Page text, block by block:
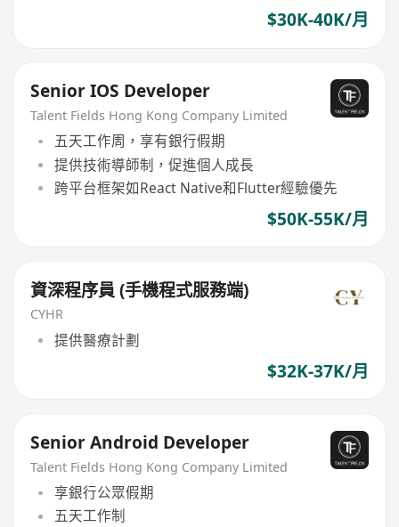
$30K-40K/月
Senior IOS Developer
Talent Fields Hong Kong Company Limited
五天工作周，享有銀行假期
提供技術導師制，促進個人成長
跨平台框架如React Native和Flutter經驗優先
$50K-55K/月
資深程序員 (手機程式服務端)
CYHR
提供醫療計劃
$32K-37K/月
Senior Android Developer
Talent Fields Hong Kong Company Limited
享銀行公眾假期
五天工作制